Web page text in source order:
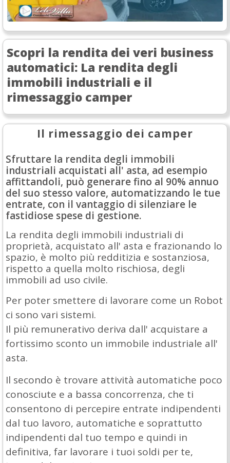
Scopri la rendita dei veri business
automatici: La rendita degli
immobili industriali e il
rimessaggio camper
Il rimessaggio dei camper
Sfruttare la rendita degli immobili
industriali acquistati all' asta, ad esempio
affittandoli, può generare fino al 90% annuo
del suo stesso valore, automatizzando le tue
entrate, con il vantaggio di silenziare le
fastidiose spese di gestione.
La rendita degli immobili industriali di
proprietà, acquistato all' asta e frazionando lo
spazio, è molto più redditizia e sostanziosa,
rispetto a quella molto rischiosa, degli
immobili ad uso civile.
Per poter smettere di lavorare come un Robot
ci sono vari sistemi.
Il più remunerativo deriva dall' acquistare a
fortissimo sconto un immobile industriale all'
asta.
Il secondo è trovare attività automatiche poco
conosciute e a bassa concorrenza, che ti
consentono di percepire entrate indipendenti
dal tuo lavoro, automatiche e soprattutto
indipendenti dal tuo tempo e quindi in
definitiva, far lavorare i tuoi soldi per te,